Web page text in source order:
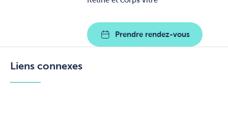
Prendre rendez-vous
Liens connexes